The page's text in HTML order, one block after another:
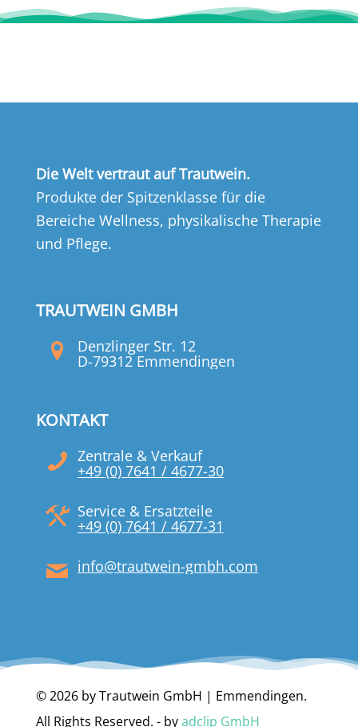
Die Welt vertraut auf Trautwein.
Produkte der Spitzenklasse für die
Bereiche Wellness, physikalische Therapie
und Pflege.
TRAUTWEIN GMBH
Denzlinger Str. 12
D-79312 Emmendingen
KONTAKT
Zentrale & Verkauf
+49 (0) 7641 / 4677-30
Service & Ersatzteile
+49 (0) 7641 / 4677-31
info@trautwein-gmbh.com
© 2026 by Trautwein GmbH | Emmendingen.
All Rights Reserved. - byadclip GmbH